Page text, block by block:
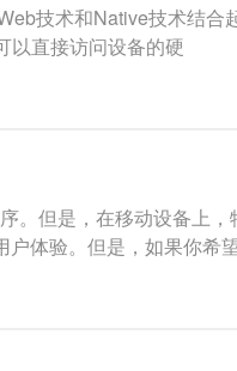
技术和Native技术结
以直接访问设备的硬
。但是，在移动设备上
户体验。但是，如果你希